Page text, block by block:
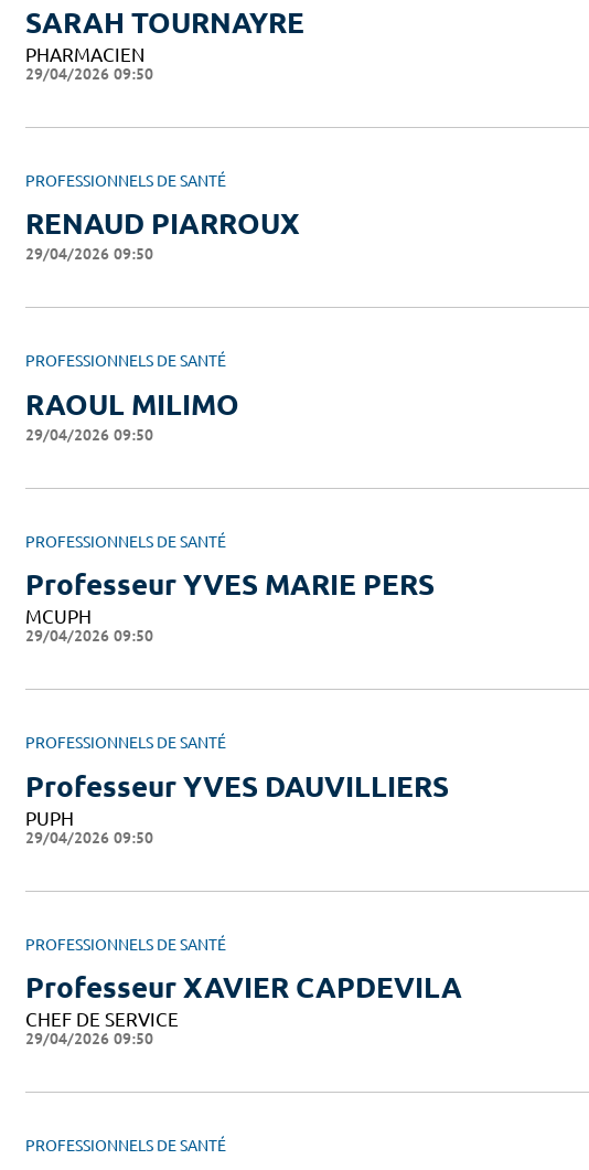
SARAH TOURNAYRE
PHARMACIEN
29/04/2026 09:50
PROFESSIONNELS DE SANTÉ
RENAUD PIARROUX
29/04/2026 09:50
PROFESSIONNELS DE SANTÉ
RAOUL MILIMO
29/04/2026 09:50
PROFESSIONNELS DE SANTÉ
Professeur YVES MARIE PERS
MCUPH
29/04/2026 09:50
PROFESSIONNELS DE SANTÉ
Professeur YVES DAUVILLIERS
PUPH
29/04/2026 09:50
PROFESSIONNELS DE SANTÉ
Professeur XAVIER CAPDEVILA
CHEF DE SERVICE
29/04/2026 09:50
PROFESSIONNELS DE SANTÉ